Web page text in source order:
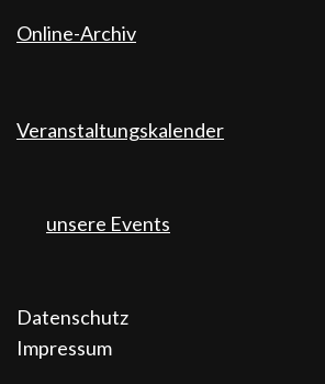
Online-Archiv
Veranstaltungskalender
unsere Events
Datenschutz
Impressum